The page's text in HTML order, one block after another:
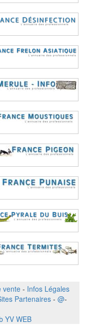
vente - Infos Légales
Partenaires - @-
YV WEB